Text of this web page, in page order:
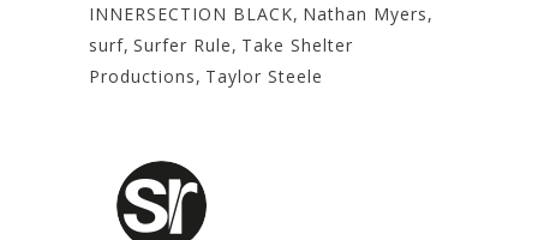
INNERSECTION BLACK, Nathan Myers,
surf, Surfer Rule, Take Shelter
Productions, Taylor Steele